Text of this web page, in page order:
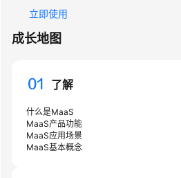
配
置
问
权
首
立即使用
成长地图
了解
什么是MaaS
MaaS产品功能
MaaS应用场景
MaaS基本概念